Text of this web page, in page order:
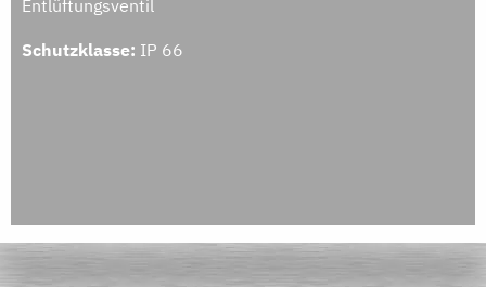
Entlüftungsventil
Schutzklasse: IP 66